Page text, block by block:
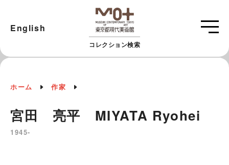
コレクション検索
English
ホーム 作家
宮田 亮平 MIYATA Ryohei
1945-